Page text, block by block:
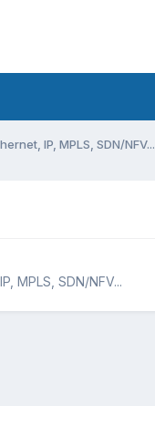
IP, MPLS, SDN/NFV...
MPLS, SDN/NFV...